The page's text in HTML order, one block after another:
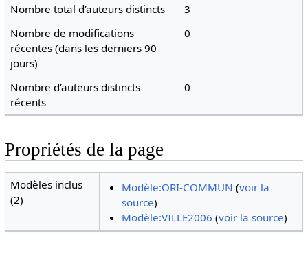
Nombre total d’auteurs distincts
3
Nombre de modifications
récentes (dans les derniers 90
jours)
0
Nombre d’auteurs distincts
récents
0
Propriétés de la page
Modèles inclus
(2)
Modèle:ORI-COMMUN (voir la
source)
Modèle:VILLE2006 (voir la source)